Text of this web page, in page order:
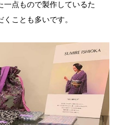
一点もので製作しているた
ことも多いです。